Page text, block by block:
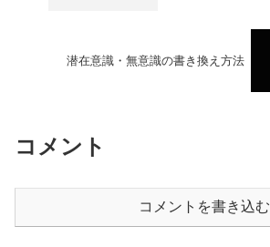
潜在意識・無意識の書き換え方法
コメント
コメントを書き込む